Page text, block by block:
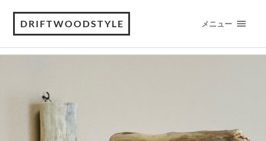
DRIFTWOODSTYLE メニュー